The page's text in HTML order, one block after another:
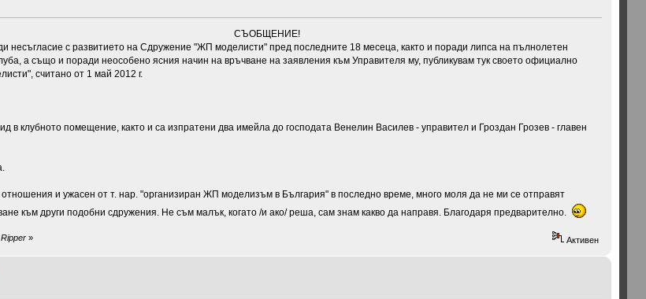
СЪОБЩЕНИЕ!
несъгласие с развитието на Сдружение "ЖП моделисти" пред последните 18 месеца, както и поради липса на пълнолетен
а също и поради неособено ясния начин на връчване на заявления към Управителя му, публикувам тук своето официално
считано от 1 май 2012 г.
в клубното помещение, както и са изпратени два имейла до господата Венелин Василев - управител и Гроздан Грозев - главен
и ужасен от т. нар. "организиран ЖП моделизъм в България" в последно време, много моля да не ми се отправят
към други подобни сдружения. Не съм малък, когато /и ако/ реша, сам знам какво да направя. Благодаря предварително.
» Активен